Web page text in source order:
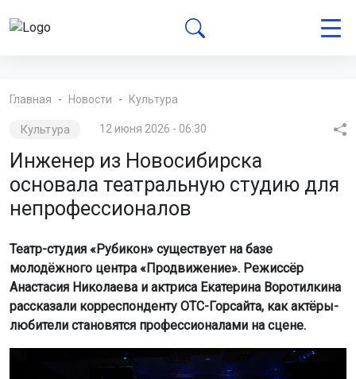
Главная Новости Культура
Культура 12 июня 2026 - 06:30
Инженер из Новосибирска
основала театральную студию для
непрофессионалов
Театр-студия «Рубикон» существует на базе
молодёжного центра «Продвижение». Режиссёр
Анастасия Николаева и актриса Екатерина Воротилкина
рассказали корреспонденту ОТС-Горсайта, как актёры-
любители становятся профессионалами на сцене.